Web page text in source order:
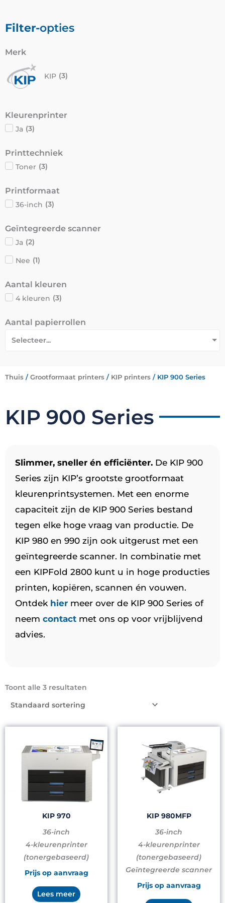
Filter-opties
Merk
KIP (3)
Kleurenprinter
Ja (3)
Printtechniek
Toner (3)
Printformaat
36-inch (3)
Geïntegreerde scanner
Ja (2)
Nee (1)
Aantal kleuren
4 kleuren (3)
Aantal papierrollen
Selecteer...
Thuis / Grootformaat printers / KIP printers / KIP 900 Series
KIP 900 Series
Slimmer, sneller én efficiënter. De KIP 900
Series zijn KIP’s grootste grootformaat
kleurenprintsystemen. Met een enorme
capaciteit zijn de KIP 900 Series bestand
tegen elke hoge vraag van productie. De
KIP 980 en 990 zijn ook uitgerust met een
geïntegreerde scanner. In combinatie met
een KIPFold 2800 kunt u in hoge producties
printen, kopiëren, scannen én vouwen.
Ontdek hier meer over de KIP 900 Series of
neem contact met ons op voor vrijblijvend
advies.
Toont alle 3 resultaten
KIP 970
36-inch
4-kleurenprinter
(tonergebaseerd)
Prijs op aanvraag
Lees meer
KIP 980MFP
36-inch
4-kleurenprinter
(tonergebaseerd)
Geïntegreerde scanner
Prijs op aanvraag